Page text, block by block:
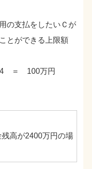
の支払をしたいＣが
とができる上限額
＝ 100万円
高が2400万円の場